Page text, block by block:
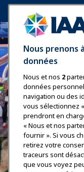
Nous prenons
données
Nous et nos 2
données
navigation ou des
vous sélectionnez
prendront en
« Nous et nos
fournir ». Si vous
retirez votre
traceurs sont
que vous voyez